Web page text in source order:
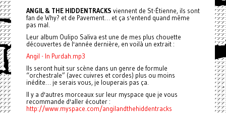
ANGIL & THE HIDDENTRACKS viennent de St-Étienne, ils sont
fan de Why? et de Pavement… et ça s'entend quand même
pas mal.
Leur album Oulipo Saliva est une de mes plus chouette
découvertes de l'année dernière, en voilà un extrait :
Angil - In Purdah.mp3
Ils seront huit sur scène dans un genre de formule
“orchestrale” (avec cuivres et cordes) plus ou moins
inédite… je serais vous, je louperais pas ça.
Il y a d'autres morceaux sur leur myspace que je vous
recommande d'aller écouter :
http://www.myspace.com/angilandthehiddentracks